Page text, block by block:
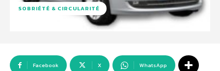
SOBRIÉTÉ & CIRCULARITÉ
Facebook X WhatsApp